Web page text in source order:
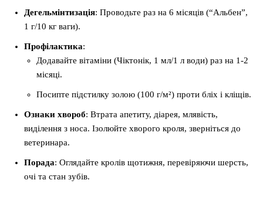
Дегельмінтизація: Проводьте раз на 6 місяців (“Альбен”,
1 г/10 кг ваги).
Профілактика:
Додавайте вітаміни (Чіктонік, 1 мл/1 л води) раз на 1-2
місяці.
Посипте підстилку золою (100 г/м²) проти бліх і кліщів.
Ознаки хвороб: Втрата апетиту, діарея, млявість,
виділення з носа. Ізолюйте хворого кроля, зверніться до
ветеринара.
Порада: Оглядайте кролів щотижня, перевіряючи шерсть,
очі та стан зубів.